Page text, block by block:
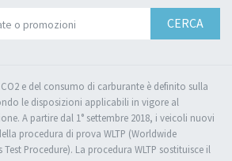
CERCA
e del consumo di carburante è definito sulla
le disposizioni applicabili in vigore al
A partire dal 1° settembre 2018, i veicoli nuovi
procedura di prova WLTP (Worldwide
Procedure). La procedura WLTP sostituisce il